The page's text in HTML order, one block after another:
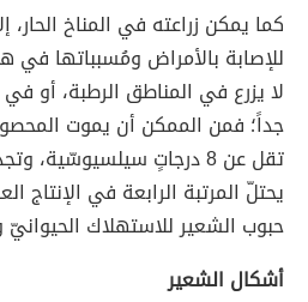
كما يمكن زراعته في المناخ الحار،
للإصابة بالأمراض ومُسبباتها في
لا يزرع في المناطق الرطبة، أو
جداً؛ فمن الممكن أن يموت
تقل عن 8 درجاتٍ
يحتلّ المرتبة الرابعة في الإنتاج
حبوب الشعير للاستهلاك
أشكال الشعير